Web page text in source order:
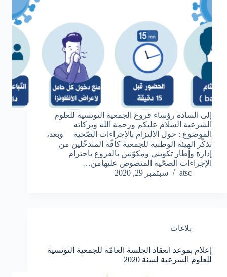
إلى السادة رؤساء فروع الجمعية التونسية للعلوم
الشرعية السلام عليكم ورحمة الله وبركاته
الموضوع : حول الالتزام بالإجراءات الصّحية وبعد،
تذكّر الهيئة الوطنية للجمعية كافّة المتدخّلين من
إدارة وإطار تكويني ومكوّنين بالفروع باحترام
الإجراءات الصحّية المنصوص عليهامن…
atsc
سبتمبر 29, 2020
بلاغات
إعلام بموعد انعقاد الجلسة العامّة للجمعية التونسية
للعلوم الشرعية لسنة 2020